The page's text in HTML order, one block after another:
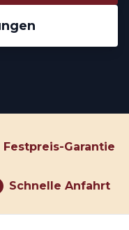
Festpreis-Garantie
Schnelle Anfahrt